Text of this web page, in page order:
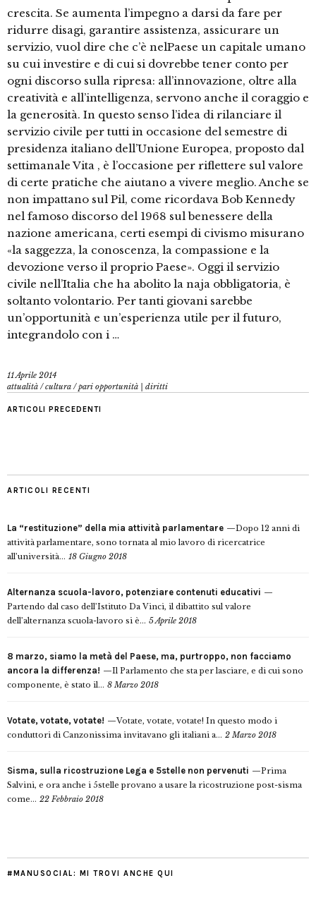
crescita. Se aumenta l’impegno a darsi da fare per
ridurre disagi, garantire assistenza, assicurare un
servizio, vuol dire che c’è nelPaese un capitale umano
su cui investire e di cui si dovrebbe tener conto per
ogni discorso sulla ripresa: all’innovazione, oltre alla
creatività e all’intelligenza, servono anche il coraggio e
la generosità. In questo senso l’idea di rilanciare il
servizio civile per tutti in occasione del semestre di
presidenza italiano dell’Unione Europea, proposto dal
settimanale Vita , è l’occasione per riflettere sul valore
di certe pratiche che aiutano a vivere meglio. Anche se
non impattano sul Pil, come ricordava Bob Kennedy
nel famoso discorso del 1968 sul benessere della
nazione americana, certi esempi di civismo misurano
«la saggezza, la conoscenza, la compassione e la
devozione verso il proprio Paese». Oggi il servizio
civile nell’Italia che ha abolito la naja obbligatoria, è
soltanto volontario. Per tanti giovani sarebbe
un’opportunità e un’esperienza utile per il futuro,
integrandolo con i …
11 Aprile 2014
attualità /cultura /pari opportunità | diritti
ARTICOLI PRECEDENTI
ARTICOLI RECENTI
La “restituzione” della mia attività parlamentare
Dopo 12 anni di
attività parlamentare, sono tornata al mio lavoro di ricercatrice
all’università... 18 Giugno 2018
Alternanza scuola-lavoro, potenziare contenuti educativi
Partendo dal caso dell’Istituto Da Vinci, il dibattito sul valore
dell’alternanza scuola-lavoro si è... 5 Aprile 2018
8 marzo, siamo la metà del Paese, ma, purtroppo, non facciamo
ancora la differenza!
Il Parlamento che sta per lasciare, e di cui sono
componente, è stato il... 8 Marzo 2018
Votate, votate, votate!
Votate, votate, votate! In questo modo i
conduttori di Canzonissima invitavano gli italiani a... 2 Marzo 2018
Sisma, sulla ricostruzione Lega e 5stelle non pervenuti
Prima
Salvini, e ora anche i 5stelle provano a usare la ricostruzione post-sisma
come... 22 Febbraio 2018
#MANUSOCIAL: MI TROVI ANCHE QUI